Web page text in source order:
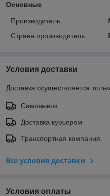
Основные
Производитель
Страна производитель
Условия доставки
Доставка осуществляется
Самовывоз
Доставка курьером
Транспортная компания
Все условия доставки
Условия оплаты